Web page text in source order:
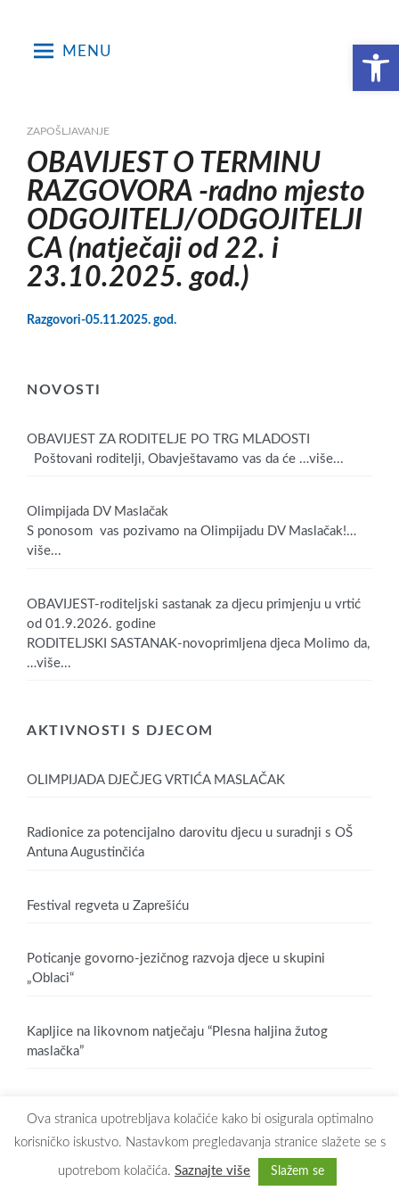
Open toolbar
MENU
ZAPOŠLJAVANJE
OBAVIJEST O TERMINU
RAZGOVORA -radno mjesto
ODGOJITELJ/ODGOJITELJI
CA (natječaji od 22. i
23.10.2025. god.)
Razgovori-05.11.2025. god.
NOVOSTI
OBAVIJEST ZA RODITELJE PO TRG MLADOSTI
Poštovani roditelji, Obavještavamo vas da će …više...
Olimpijada DV Maslačak
S ponosom vas pozivamo na Olimpijadu DV Maslačak!…
više...
OBAVIJEST-roditeljski sastanak za djecu primjenju u vrtić
od 01.9.2026. godine
RODITELJSKI SASTANAK-novoprimljena djeca Molimo da,
…više...
AKTIVNOSTI S DJECOM
OLIMPIJADA DJEČJEG VRTIĆA MASLAČAK
Radionice za potencijalno darovitu djecu u suradnji s OŠ
Antuna Augustinčića
Festival regveta u Zaprešiću
Poticanje govorno-jezičnog razvoja djece u skupini
„Oblaci“
Kapljice na likovnom natječaju “Plesna haljina žutog
maslačka”
Copyright © 2026 Dječji vrtić Maslačak Zaprešić. All rights reserved.
Ova stranica upotrebljava kolačiće kako bi osigurala optimalno
korisničko iskustvo. Nastavkom pregledavanja stranice slažete se s
upotrebom kolačića. Saznajte više Slažem se